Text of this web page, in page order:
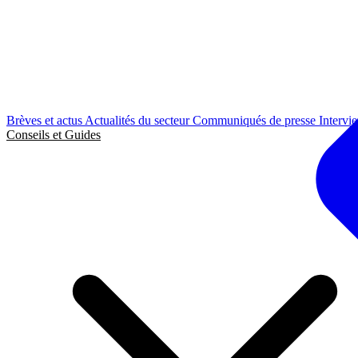
Brèves et actus Actualités du secteurCommuniqués de presse
Conseils et Guides